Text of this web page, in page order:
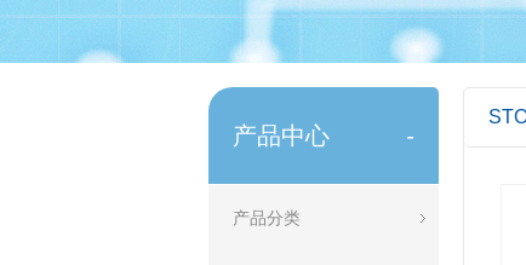
产品中心 -
产品分类